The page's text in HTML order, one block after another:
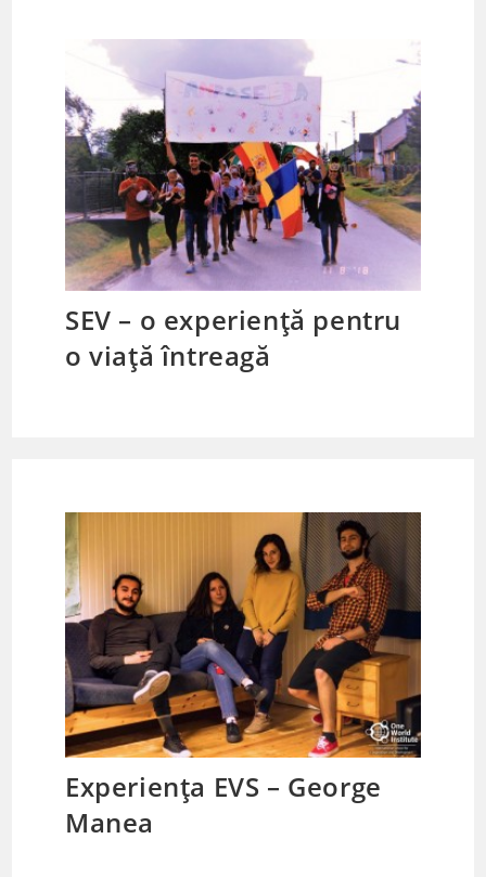
SEV – o experiență pentru
o viață întreagă
Experiența EVS – George
Manea